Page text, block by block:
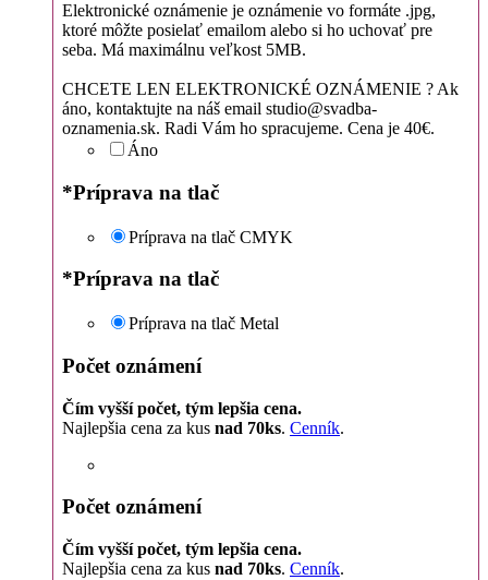
Elektronické oznámenie je oznámenie vo formáte .jpg,
ktoré môžte posielať emailom alebo si ho uchovať pre
seba. Má maximálnu veľkost 5MB.
CHCETE LEN ELEKTRONICKÉ OZNÁMENIE ? Ak
áno, kontaktujte na náš email studio@svadba-
oznamenia.sk. Radi Vám ho spracujeme. Cena je 40€.
Áno
*Príprava na tlač
Príprava na tlač CMYK
*Príprava na tlač
Príprava na tlač Metal
Počet oznámení
Čím vyšší počet, tým lepšia cena.
Najlepšia cena za kus nad 70ks. Cenník.
Počet oznámení
Čím vyšší počet, tým lepšia cena.
Najlepšia cena za kus nad 70ks. Cenník.